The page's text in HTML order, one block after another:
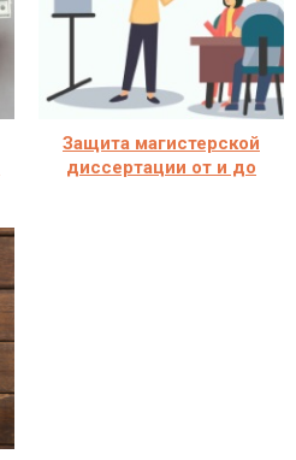
Защита магистерской
диссертации от и до